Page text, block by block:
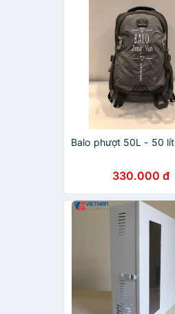
Balo phượt 50L - 50 lít
330.000 đ